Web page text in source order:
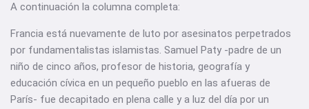
A continuación la columna completa:
Francia está nuevamente de luto por asesinatos perpetrados
por fundamentalistas islamistas. Samuel Paty -padre de un
niño de cinco años, profesor de historia, geografía y
educación cívica en un pequeño pueblo en las afueras de
París- fue decapitado en plena calle y a luz del día por un